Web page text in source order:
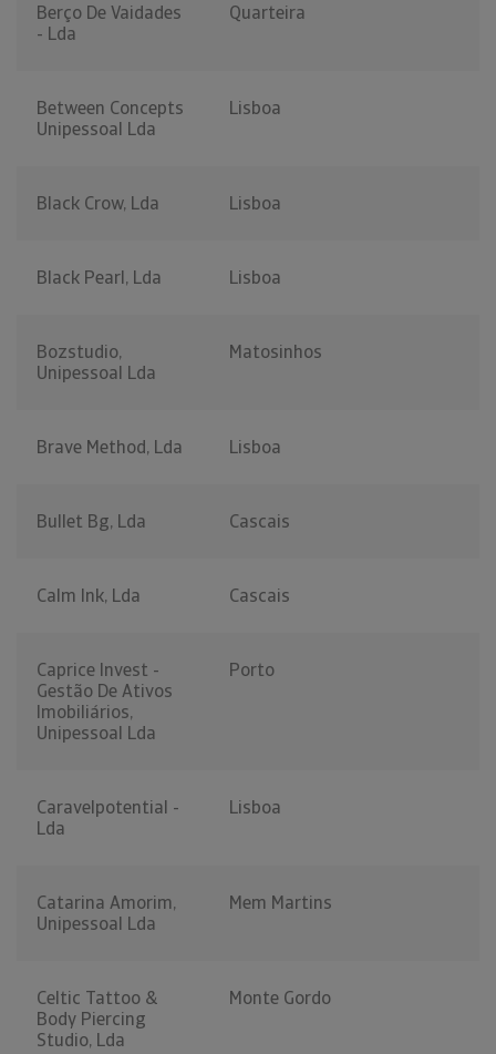
Berço De Vaidades
- Lda
Quarteira
Between Concepts
Unipessoal Lda
Lisboa
Black Crow, Lda Lisboa
Black Pearl, Lda Lisboa
Bozstudio,
Unipessoal Lda
Matosinhos
Brave Method, Lda Lisboa
Bullet Bg, Lda Cascais
Calm Ink, Lda Cascais
Caprice Invest -
Gestão De Ativos
Imobiliários,
Unipessoal Lda
Porto
Caravelpotential -
Lda
Lisboa
Catarina Amorim,
Unipessoal Lda
Mem Martins
Celtic Tattoo &
Body Piercing
Studio, Lda
Monte Gordo